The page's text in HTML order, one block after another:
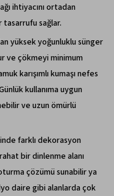
ihtiyacını ortadan
tasarrufu sağlar.
yüksek yoğunluklu sünger
ve çökmeyi minimum
karışımlı kumaşı nefes
kullanıma uygun
ve uzun ömürlü
farklı dekorasyon
bir dinlenme alanı
çözümü sunabilir ya
daire gibi alanlarda çok